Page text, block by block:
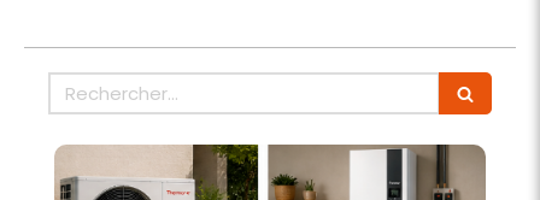
Rechercher